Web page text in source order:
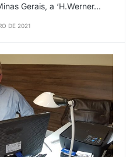
Gerais, a ‘H.Werner…
DE 2021